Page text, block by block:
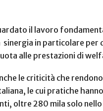
il lavoro
in particolare
alle prestazioni di
le criticità che
le cui pratiche
oltre 280 mila solo